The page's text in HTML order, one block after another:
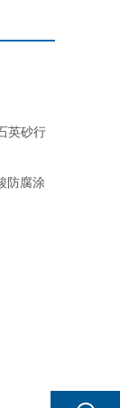
英砂行
防腐涂